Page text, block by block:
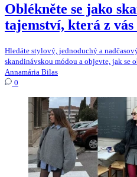
Oblékněte se jako
tajemství, která z
Hledáte stylový, jednoduchý a
skandinávskou módou a objevte, jak se
Annamária Bilas
0